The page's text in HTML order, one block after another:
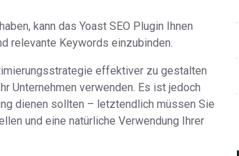
kann das Yoast SEO Plugin Ihnen
relevante Keywords einzubinden.
effektiver zu gestalten
Unternehmen verwenden. Es ist jedoch
dienen sollten – letztendlich müssen Sie
und eine natürliche Verwendung Ihrer